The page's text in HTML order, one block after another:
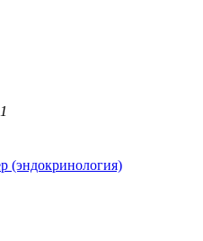
1
(эндокринология)